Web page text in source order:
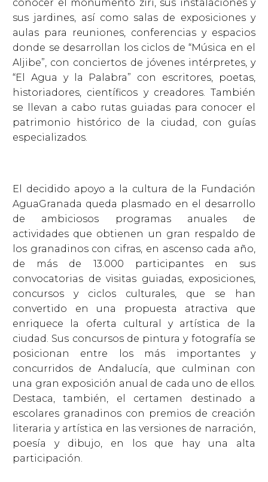
conocer el monumento zirí, sus instalaciones y
sus jardines, así como salas de exposiciones y
aulas para reuniones, conferencias y espacios
donde se desarrollan los ciclos de “Música en el
Aljibe”, con conciertos de jóvenes intérpretes, y
“El Agua y la Palabra” con escritores, poetas,
historiadores, científicos y creadores. También
se llevan a cabo rutas guiadas para conocer el
patrimonio histórico de la ciudad, con guías
especializados.
El decidido apoyo a la cultura de la Fundación
AguaGranada queda plasmado en el desarrollo
de ambiciosos programas anuales de
actividades que obtienen un gran respaldo de
los granadinos con cifras, en ascenso cada año,
de más de 13.000 participantes en sus
convocatorias de visitas guiadas, exposiciones,
concursos y ciclos culturales, que se han
convertido en una propuesta atractiva que
enriquece la oferta cultural y artística de la
ciudad. Sus concursos de pintura y fotografía se
posicionan entre los más importantes y
concurridos de Andalucía, que culminan con
una gran exposición anual de cada uno de ellos.
Destaca, también, el certamen destinado a
escolares granadinos con premios de creación
literaria y artística en las versiones de narración,
poesía y dibujo, en los que hay una alta
participación.